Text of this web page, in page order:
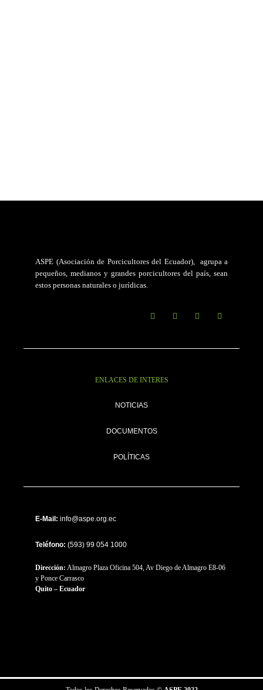
ASPE (Asociación de Porcicultores del Ecuador), agrupa a
pequeños, medianos y grandes porcicultores del país, sean
estos personas naturales o jurídicas.
ENLACES DE INTERES
NOTICIAS
DOCUMENTOS
POLÍTICAS
E-Mail: info@aspe.org.ec
Teléfono: (593) 99 054 1000
Dirección: Almagro Plaza Oficina 504, Av Diego de Almagro E8-06
y Ponce Carrasco
Quito – Ecuador